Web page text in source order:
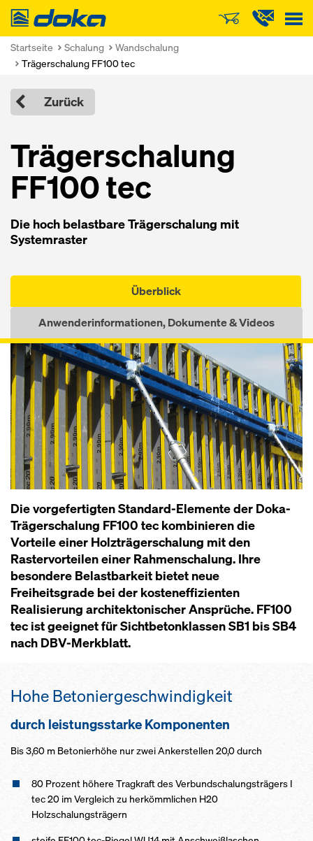
Doka
Startseite Schalung
Wandschalung
Trägerschalung FF100 tec
Zurück
Träger­schalung
FF100 tec
Die hoch belastbare Träger­schalung mit
Systemraster
Überblick
Anwenderinformationen, Dokumente & Videos
Die vorgefertigten Standard-Elemente der Doka-
Träger­schalung FF100 tec kombinieren die
Vorteile einer Holzträgerschalung mit den
Rastervorteilen einer Rahmen­schalung. Ihre
besondere Belastbarkeit bietet neue
Freiheitsgrade bei der kosteneffizienten
Realisierung architektonischer Ansprüche. FF100
tec ist geeignet für Sichtbetonklassen SB1 bis SB4
nach DBV-Merkblatt.
Hohe Betoniergeschwindigkeit
durch leistungsstarke Komponenten
Bis 3,60 m Betonierhöhe nur zwei Ankerstellen 20,0 durch
80 Prozent höhere Tragkraft des Verbundschalungsträgers I
tec 20 im Vergleich zu herkömmlichen H20
Holzschalungsträgern